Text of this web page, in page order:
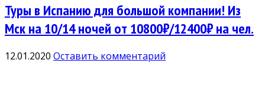
Туры в Испанию для большой компании! Из
Мск на 10/14 ночей от 10800₽/12400₽ на чел.
12.01.2020 Оставить комментарий